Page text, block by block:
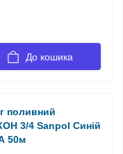
До кошика
поливний
3/4 Sanpol Синій
50м